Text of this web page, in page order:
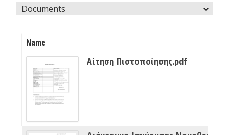
Documents
Name
Αίτηση Πιστοποίησης.pdf